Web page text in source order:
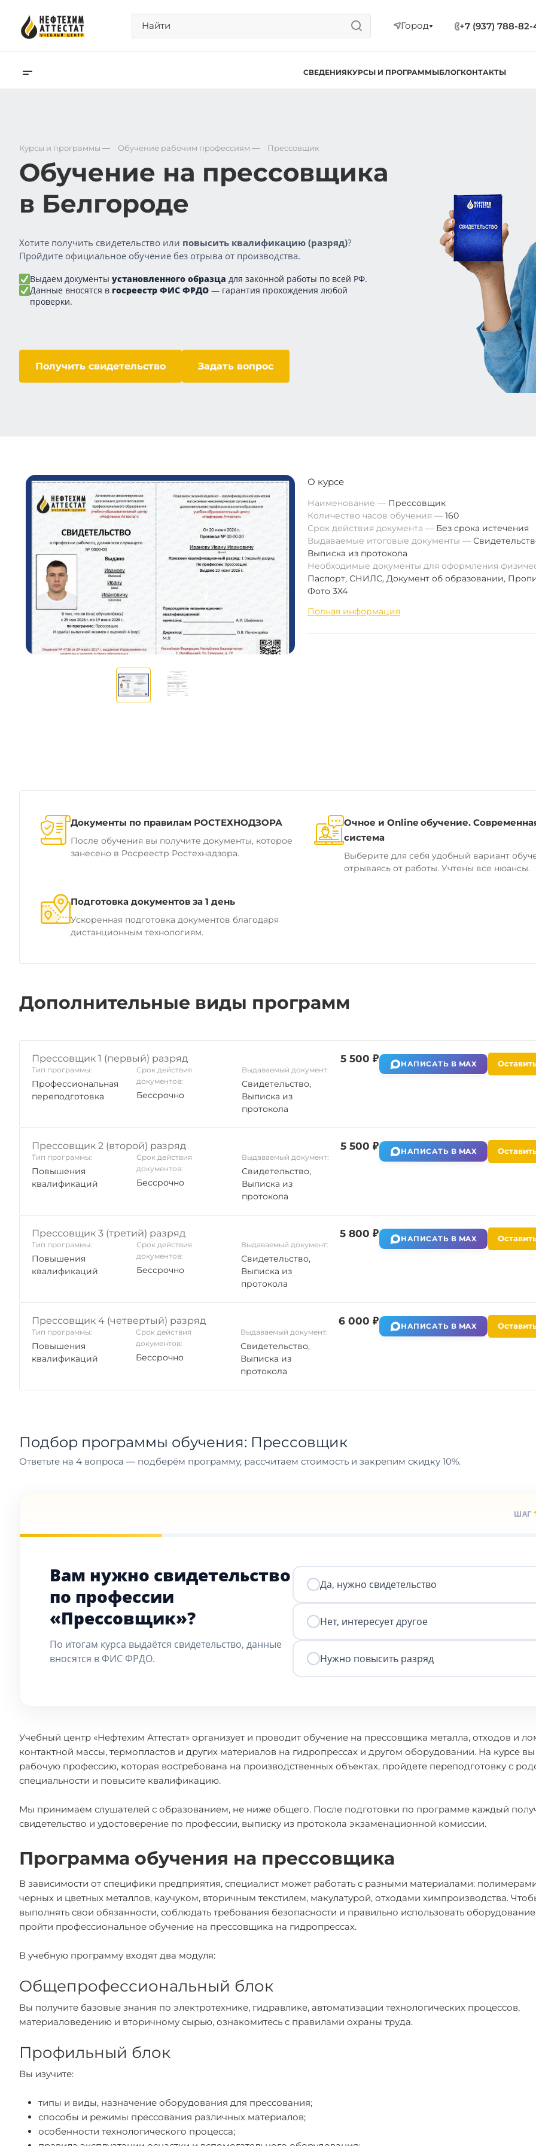
Город +7 (937) 788-82-
СВЕДЕНИЯКУРСЫ И ПРОГРАММЫБЛОГКОНТАКТЫ
Курсы и программы — Обучение рабочим профессиям — Прессовщик
Обучение на прессовщика
в Белгороде
Хотите получить свидетельство или повысить квалификацию (разряд)?
Пройдите официальное обучение без отрыва от производства.
Выдаем документы установленного образца для законной работы по всей РФ.
Данные вносятся в госреестр ФИС ФРДО — гарантия прохождения любой
проверки.
Получить свидетельство Задать вопрос
О курсе
Наименование
Прессовщик
Количество часов обучения
160
Срок действия документа
Без срока истечения
Выдаваемые итоговые документы
Выписка из протокола
Необходимые документы для оформления
Паспорт, СНИЛС, Документ об образовании,
Фото 3Х4
Полная информация
Документы по правилам РОСТЕХНОДЗОРА
После обучения вы получите документы, которое
занесено в Росреестр Ростехнадзора.
Очное и Online обучение.
система
Выберите для себя удобный вариант
отрываясь от работы. Учтены все нюансы.
Подготовка документов за 1 день
Ускоренная подготовка документов благодаря
дистанционным технологиям.
Дополнительные виды программ
Прессовщик 1 (первый) разряд
Тип программы:
Профессиональная
переподготовка
Срок действия
документов:
Бессрочно
Выдаваемый документ:
Свидетельство,
Выписка из
протокола
5 500 ₽ НАПИСАТЬ В MAX
Прессовщик 2 (второй) разряд
Тип программы:
Повышения
квалификаций
Срок действия
документов:
Бессрочно
Выдаваемый документ:
Свидетельство,
Выписка из
протокола
5 500 ₽ НАПИСАТЬ В MAX
Прессовщик 3 (третий) разряд
Тип программы:
Повышения
квалификаций
Срок действия
документов:
Бессрочно
Выдаваемый документ:
Свидетельство,
Выписка из
протокола
5 800 ₽ НАПИСАТЬ В MAX
Прессовщик 4 (четвертый) разряд
Тип программы:
Повышения
квалификаций
Срок действия
документов:
Бессрочно
Выдаваемый документ:
Свидетельство,
Выписка из
протокола
6 000 ₽ НАПИСАТЬ В MAX
Подбор программы обучения: Прессовщик
Ответьте на 4 вопроса — подберём программу, рассчитаем стоимость и закрепим скидку 10%.
ШАГ
Вам нужно свидетельство
по профессии
«Прессовщик»?
По итогам курса выдаётся свидетельство, данные
вносятся в ФИС ФРДО.
Да, нужно свидетельство
Нет, интересует другое
Нужно повысить разряд
Учебный центр «Нефтехим Аттестат» организует и проводит обучение на прессовщика металла, отходов и
контактной массы, термопластов и других материалов на гидропрессах и другом оборудовании. На курсе
рабочую профессию, которая востребована на производственных объектах, пройдете переподготовку с
специальности и повысите квалификацию.
Мы принимаем слушателей с образованием, не ниже общего. После подготовки по программе каждый
свидетельство и удостоверение по профессии, выписку из протокола экзаменационной комиссии.
Программа обучения на прессовщика
В зависимости от специфики предприятия, специалист может работать с разными материалами:
черных и цветных металлов, каучуком, вторичным текстилем, макулатурой, отходами химпроизводства.
выполнять свои обязанности, соблюдать требования безопасности и правильно использовать
пройти профессиональное обучение на прессовщика на гидропрессах.
В учебную программу входят два модуля:
Общепрофессиональный блок
Вы получите базовые знания по электротехнике, гидравлике, автоматизации технологических процессов,
материаловедению и вторичному сырью, ознакомитесь с правилами охраны труда.
Профильный блок
Вы изучите:
типы и виды, назначение оборудования для прессования;
способы и режимы прессования различных материалов;
особенности технологического процесса;